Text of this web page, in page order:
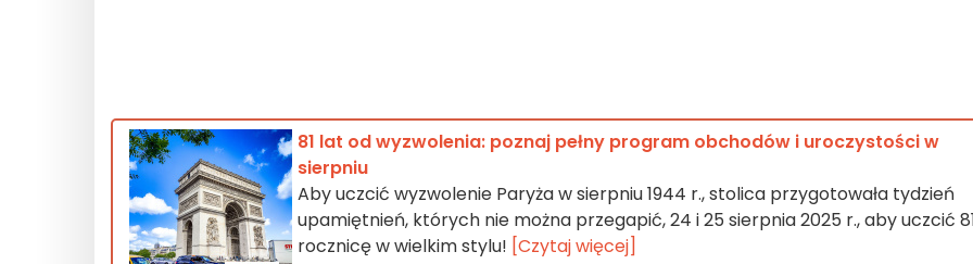
81 lat od wyzwolenia: poznaj pełny program obchodów i uroczystości w
sierpniu
Aby uczcić wyzwolenie Paryża w sierpniu 1944 r., stolica przygotowała tydzień
upamiętnień, których nie można przegapić, 24 i 25 sierpnia 2025 r., aby uczcić
rocznicę w wielkim stylu! [Czytaj więcej]